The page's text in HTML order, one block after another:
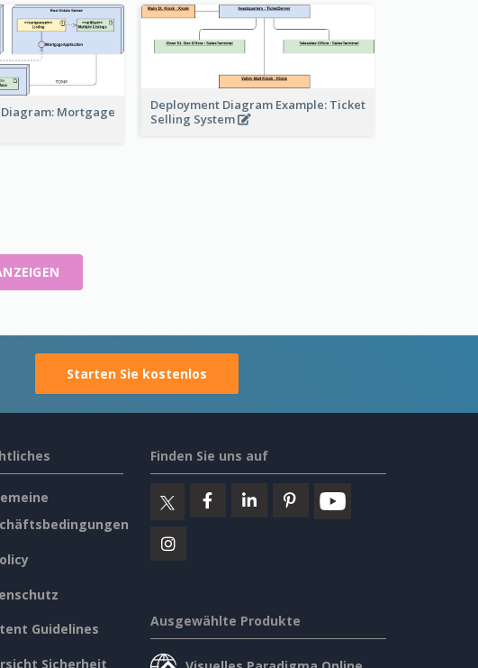
Mortgage
Deployment Diagram Example: Ticket
Selling System
Starten Sie kostenlos
Guidelines
Sicherheit
Finden Sie uns auf
Ausgewählte Produkte